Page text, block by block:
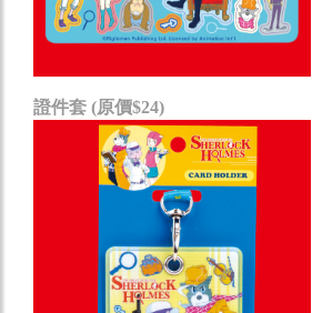
證件套 (原價$24)